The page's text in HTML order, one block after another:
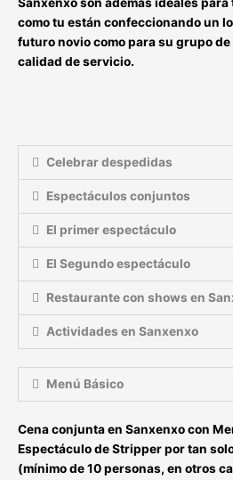
como tu están confeccionando un
futuro novio como para su grupo
calidad de servicio.
Celebrar despedidas
Espectáculos conjuntos
El primer espectáculo
El Segundo espectáculo
Restaurante con shows en
Actividades en Sanxenxo
Menú Básico
Cena conjunta en Sanxenxo con
Espectáculo de Stripper por tan
(mínimo de 10 personas, en otros